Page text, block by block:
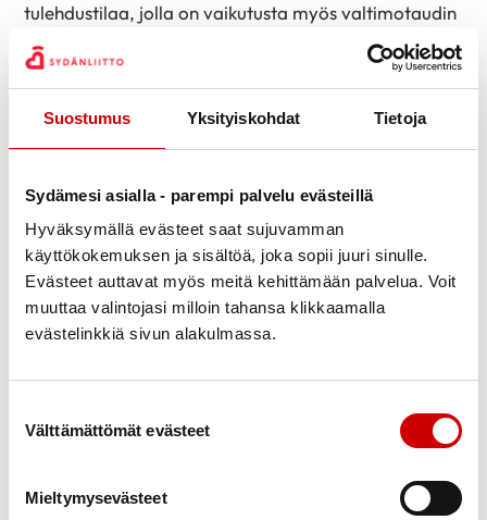
Suostumus Yksityiskohdat Tietoja
Sydämesi asialla - parempi palvelu evästeillä
Hyväksymällä evästeet saat sujuvamman
käyttökokemuksen ja sisältöä, joka sopii juuri sinulle.
Evästeet auttavat myös meitä kehittämään palvelua. Voit
muuttaa valintojasi milloin tahansa klikkaamalla
evästelinkkiä sivun alakulmassa.
Välttämättömät evästeet
Mieltymysevästeet
tulehdustilaa, jolla on vaikutusta myös valtimotaudin
syntyyn.
Sairaaloiden ja terveyskeskusten jonotusajat
Sairaala- ja terveyskeskuskohtaisia jonotietoja tulee
seurata systemaattisesti ja tietojen tulee olla julkisia,
sanooSydänliiton puheenjohtajaPaula Risikko.
Kansalaisten tulee pystyä avoimesti näkemään
hoitojonojen tilanne esimerkiksi sairaaloiden ja
Hoitovelan ratkaisemiseksi tarvitaan myös hyvää
toimijoiden kesken – niin alue- kuin valtakunnankin